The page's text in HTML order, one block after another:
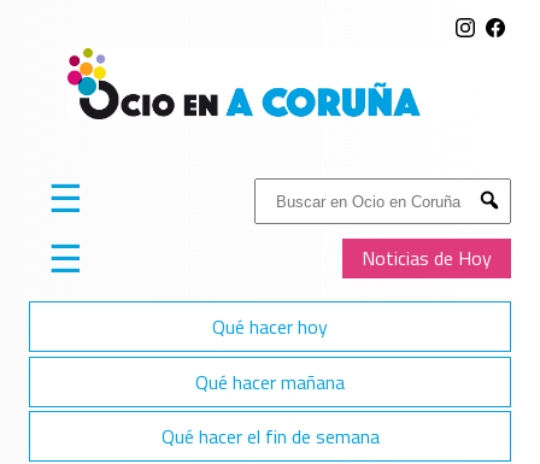
Buscar:
Submit
Noticias de Hoy
☰
☰
Qué hacer hoy
Qué hacer mañana
Qué hacer el fin de semana